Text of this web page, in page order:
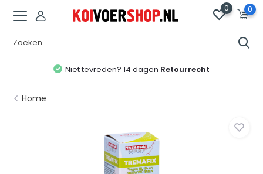
0 0
Niet tevreden? 14 dagen Retourrecht
Home